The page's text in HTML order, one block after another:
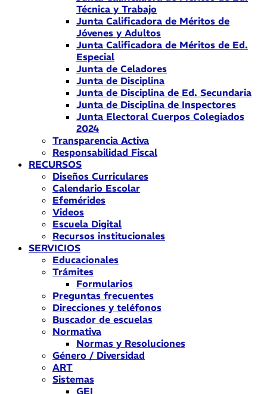
Técnica y Trabajo
Junta Calificadora de Méritos de
Jóvenes y Adultos
Junta Calificadora de Méritos de Ed.
Especial
Junta de Celadores
Junta de Disciplina
Junta de Disciplina de Ed. Secundaria
Junta de Disciplina de Inspectores
Junta Electoral Cuerpos Colegiados
2024
Transparencia Activa
Responsabilidad Fiscal
RECURSOS
Diseños Curriculares
Calendario Escolar
Efemérides
Videos
Escuela Digital
Recursos institucionales
SERVICIOS
Educacionales
Trámites
Formularios
Preguntas frecuentes
Direcciones y teléfonos
Buscador de escuelas
Normativa
Normas y Resoluciones
Género / Diversidad
ART
Sistemas
GEI